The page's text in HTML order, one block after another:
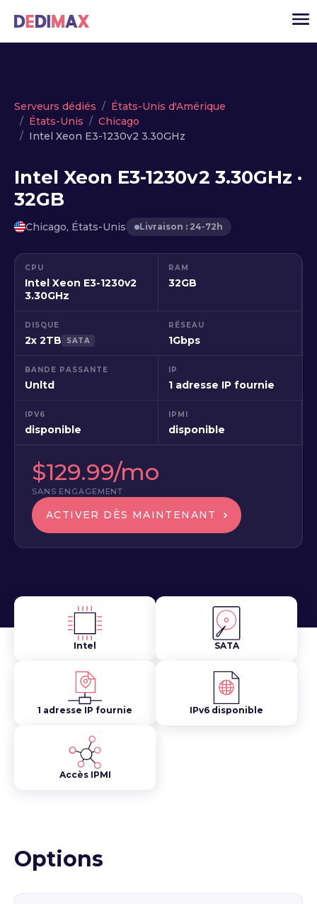
Cloud serveur
Solutions
Actualité
Serveurs dédiés
États-Unis d'Amérique
États-Unis
Chicago
Intel Xeon E3-1230v2 3.30GHz
Intel Xeon E3-1230v2 3.30GHz ·
32GB
Chicago, États-Unis Livraison : 24-72h
CPU
Intel Xeon E3-1230v2
3.30GHz
RAM
32GB
DISQUE
2x 2TB SATA
RÉSEAU
1Gbps
BANDE PASSANTE
Unltd
IP
1 adresse IP fournie
IPV6
disponible
IPMI
disponible
$129.99/mo
SANS ENGAGEMENT
ACTIVER DÈS MAINTENANT
Intel SATA
1 adresse IP fournie IPv6 disponible
Accès IPMI
Options